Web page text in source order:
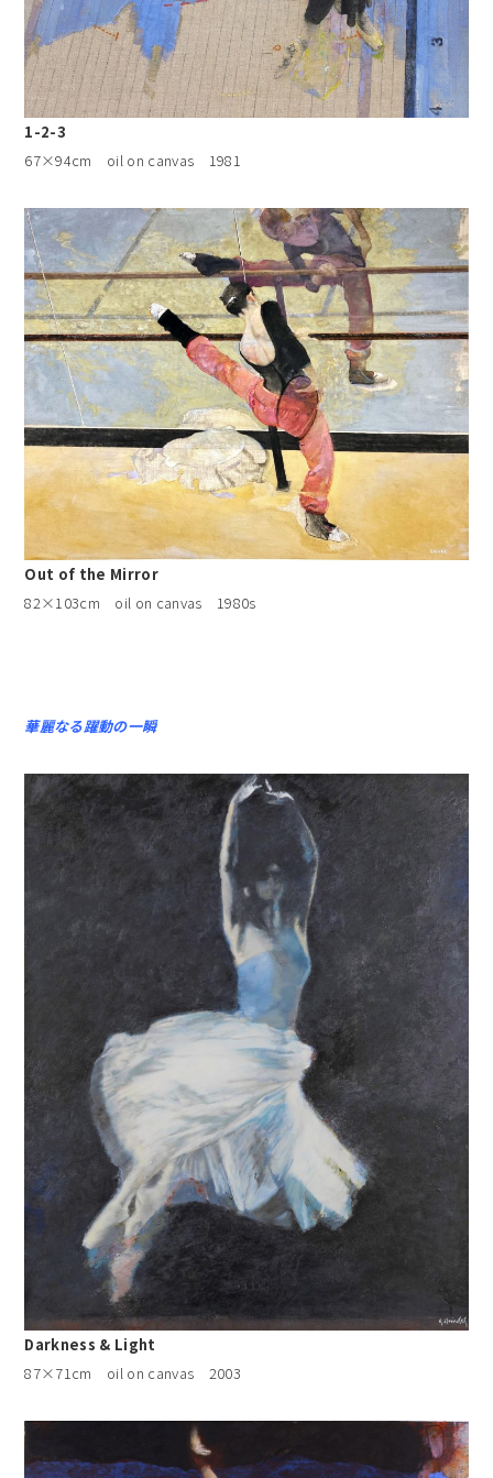
1-2-3
67×94cm oil on canvas 1981
Out of the Mirror
82×103cm oil on canvas 1980s
華麗なる躍動の一瞬
Darkness & Light
87×71cm oil on canvas 2003